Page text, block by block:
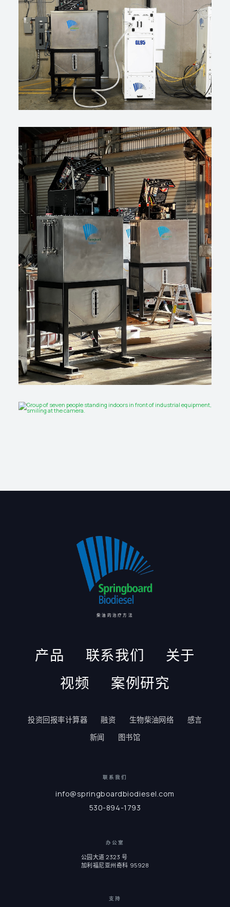
柴油的治疗方法
产品 联系我们
关于
视频
案例研究
投资回报率计算器 融资 生物柴油网络
感言
新闻
图书馆
联系我们
info@springboardbiodiesel.com
530-894-1793
办公室
公园大道 2323 号
加利福尼亚州奇科 95928
支持